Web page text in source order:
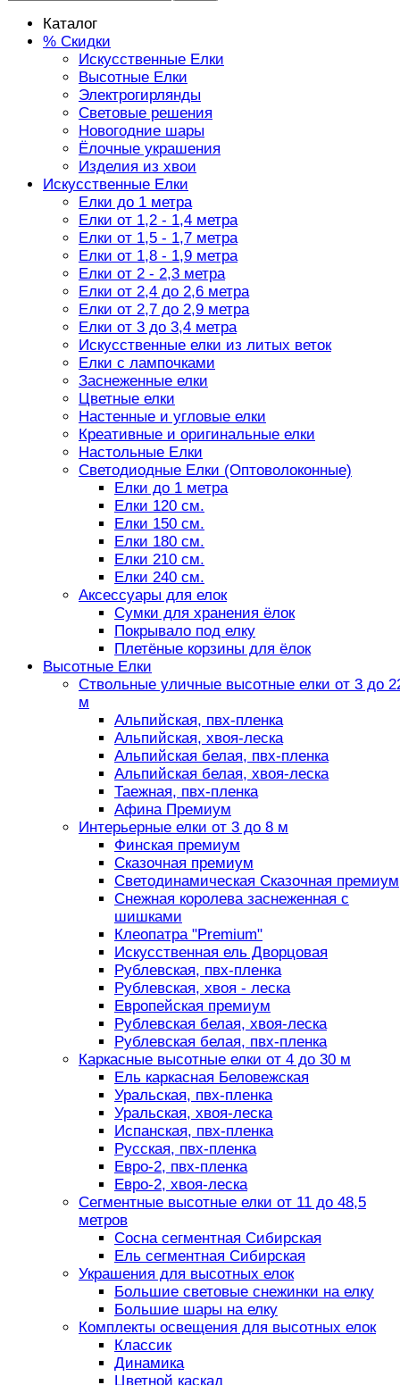
Каталог
% Скидки
Искусственные Елки
Высотные Елки
Электрогирлянды
Световые решения
Новогодние шары
Ёлочные украшения
Изделия из хвои
Искусственные Елки
Елки до 1 метра
Елки от 1,2 - 1,4 метра
Елки от 1,5 - 1,7 метра
Елки от 1,8 - 1,9 метра
Елки от 2 - 2,3 метра
Елки от 2,4 до 2,6 метра
Елки от 2,7 до 2,9 метра
Елки от 3 до 3,4 метра
Искусственные елки из литых веток
Елки с лампочками
Заснеженные елки
Цветные елки
Настенные и угловые елки
Креативные и оригинальные елки
Настольные Елки
Светодиодные Елки (Оптоволоконные)
Елки до 1 метра
Елки 120 см.
Елки 150 см.
Елки 180 см.
Елки 210 см.
Елки 240 см.
Аксессуары для елок
Сумки для хранения ёлок
Покрывало под елку
Плетёные корзины для ёлок
Высотные Елки
Ствольные уличные высотные елки от 3 до
м
Альпийская, пвх-пленка
Альпийская, хвоя-леска
Альпийская белая, пвх-пленка
Альпийская белая, хвоя-леска
Таежная, пвх-пленка
Афина Премиум
Интерьерные елки от 3 до 8 м
Финская премиум
Сказочная премиум
Светодинамическая Сказочная премиум
Снежная королева заснеженная с
шишками
Клеопатра "Premium"
Искусственная ель Дворцовая
Рублевская, пвх-пленка
Рублевская, хвоя - леска
Европейская премиум
Рублевская белая, хвоя-леска
Рублевская белая, пвх-пленка
Каркасные высотные елки от 4 до 30 м
Ель каркасная Беловежская
Уральская, пвх-пленка
Уральская, хвоя-леска
Испанская, пвх-пленка
Русская, пвх-пленка
Евро-2, пвх-пленка
Евро-2, хвоя-леска
Сегментные высотные елки от 11 до 48,5
метров
Сосна сегментная Сибирская
Ель сегментная Сибирская
Украшения для высотных елок
Большие световые снежинки на елку
Большие шары на елку
Комплекты освещения для высотных елок
Классик
Динамика
Цветной каскад